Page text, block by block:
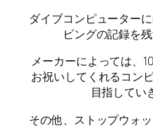
ダイブコンピューター
ビングの記録を
メーカーによっては、
お祝いしてくれるコン
目指してい
その他、ストップウォ